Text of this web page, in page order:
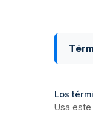
Los
Usa este